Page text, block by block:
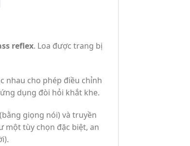
reflex. Loa được trang bị
nhau cho phép điều chỉnh
dụng đòi hỏi khắt khe.
giọng nói) và truyền
một tùy chọn đặc biệt, an